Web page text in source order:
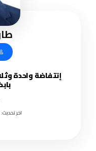
إنتفاضة واحدة
اخر تحديث: 25 أبريل, 2026 3:24 مساءً